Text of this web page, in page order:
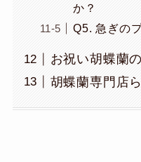
か？
Q5. 急ぎの
お祝い胡蝶蘭
胡蝶蘭専門店